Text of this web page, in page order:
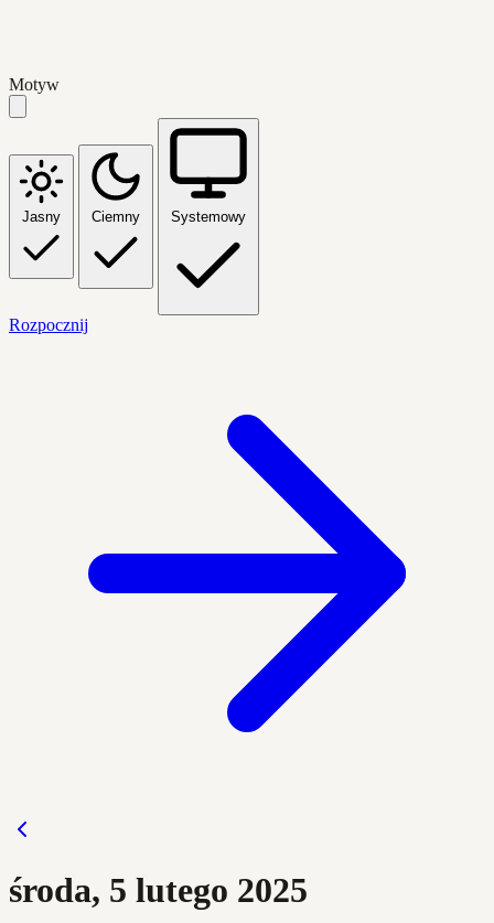
Motyw
Jasny Ciemny Systemowy
Rozpocznij
środa, 5 lutego 2025